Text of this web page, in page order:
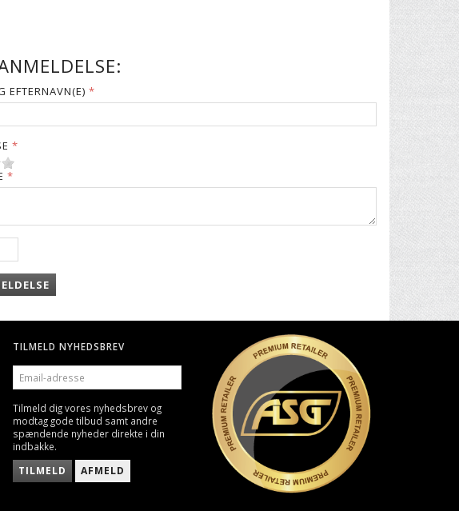
EFTERNAVN(E)
TILMELD NYHEDSBREV
EMAIL-
ADRESSE
Tilmeld dig vores nyhedsbrev og
modtag gode tilbud samt andre
spændende nyheder direkte i din
indbakke.
TILMELD AFMELD